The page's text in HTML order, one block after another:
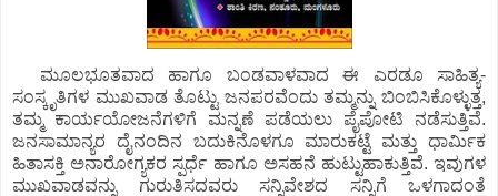
ಮೂಲಭೂತವಾದ ಹಾಗೂ ಬಂಡವಾಳವಾದ ಈ ಎರಡೂ ಸಾಹಿತ್ಯ-
ಸಂಸ್ಕೃತಿಗಳ ಮುಖವಾಡ ತೊಟ್ಟು ಜನಪರವೆಂದು ತಮ್ಮನ್ನು ಬಿಂಬಿಸಿಕೊಳ್ಳುತ್ತ,
ತಮ್ಮ ಕಾರ್ಯಯೋಜನೆಗಳಿಗೆ ಮನ್ನಣೆ ಪಡೆಯಲು ಪೈಪೋಟಿ ನಡೆಸುತ್ತಿವೆ.
ಜನಸಾಮಾನ್ಯರ ದೈನಂದಿನ ಬದುಕಿನೊಳಗೂ ಮಾರುಕಟ್ಟೆ ಮತ್ತು ಧಾರ್ಮಿಕ
ಹಿತಾಸಕ್ತಿ ಅನಾರೋಗ್ಯಕರ ಸ್ಪರ್ಧೆ ಹಾಗೂ ಅಸಹನೆ ಹುಟ್ಟುಹಾಕುತ್ತಿವೆ. ಇವುಗಳ
ಮುಖವಾಡವನ್ನು ಗುರುತಿಸದವರು ಸನ್ನಿವೇಶದ ಸನ್ನಿಗೆ ಒಳಗಾದಂತೆ